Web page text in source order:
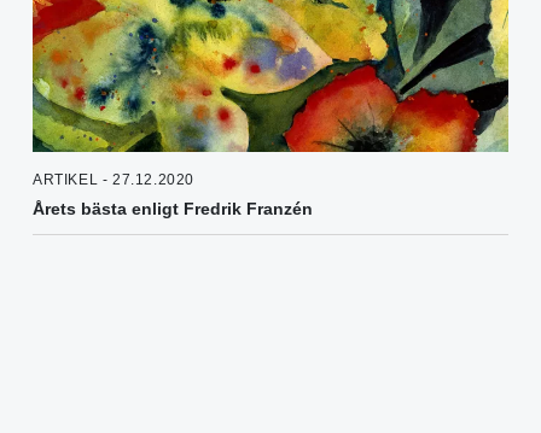
ARTIKEL - 27.12.2020
Årets bästa enligt Fredrik Franzén